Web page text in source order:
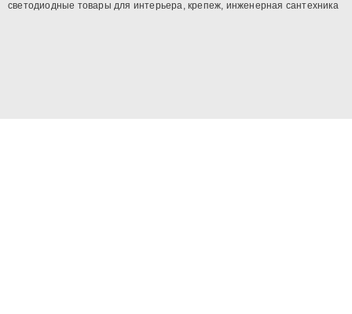
светодиодные товары для интерьера, крепеж, инженерная сантехника